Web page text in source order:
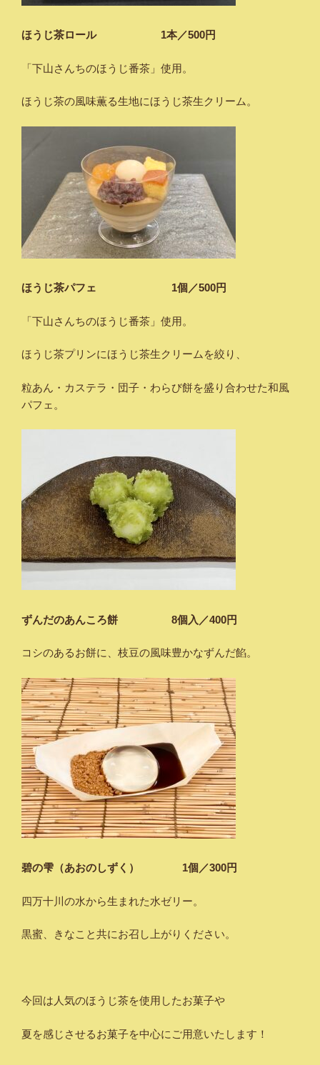
ほうじ茶ロール 1本／500円
「下山さんちのほうじ番茶」使用。
ほうじ茶の風味薫る生地にほうじ茶生クリーム。
ほうじ茶パフェ 1個／500円
「下山さんちのほうじ番茶」使用。
ほうじ茶プリンにほうじ茶生クリームを絞り、
粒あん・カステラ・団子・わらび餅を盛り合わせた和風
パフェ。
ずんだのあんころ餅 8個入／400円
コシのあるお餅に、枝豆の風味豊かなずんだ餡。
碧の雫（あおのしずく） 1個／300円
四万十川の水から生まれた水ゼリー。
黒蜜、きなこと共にお召し上がりください。
今回は人気のほうじ茶を使用したお菓子や
夏を感じさせるお菓子を中心にご用意いたします！